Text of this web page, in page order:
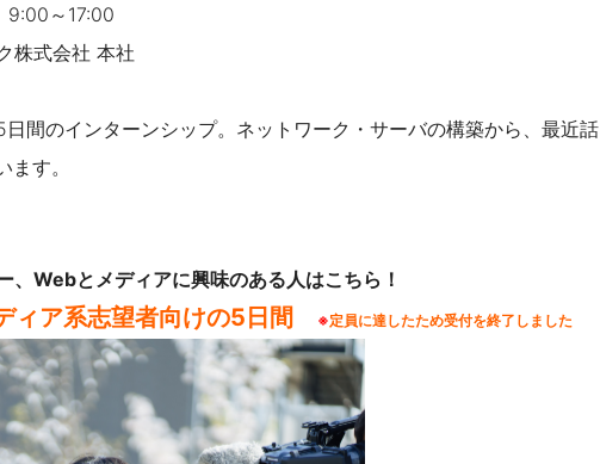
～17:00
株式会社 本社
間のインターンシップ。 ネットワーク・サーバの構築から、最近話
す。
、Webとメディアに興味のある人はこちら！
ィア系志望者向けの5日間 ※定員に達したため受付を終了しました